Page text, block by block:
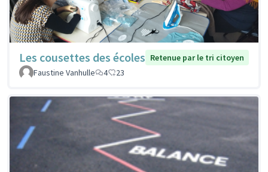
Les cousettes des écoles Retenue par le tri citoyen
Faustine Vanhulle
4 23